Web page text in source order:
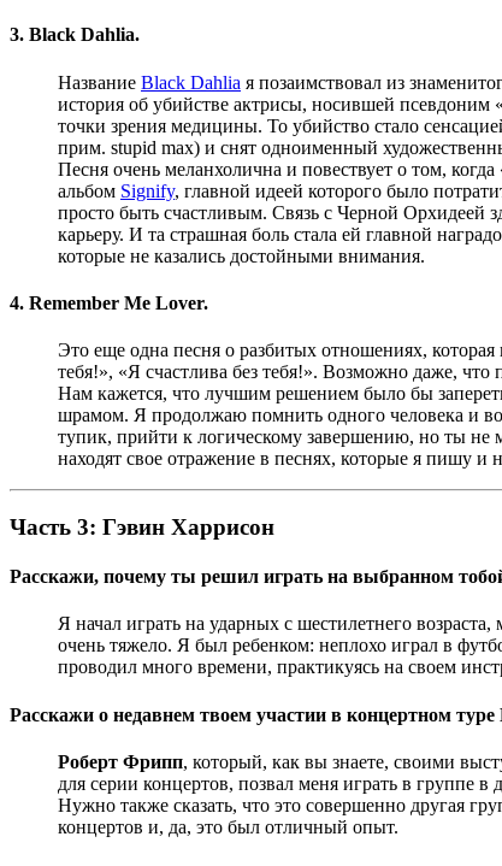
3. Black Dahlia.
Название Black Dahlia я позаимствовал из
история об убийстве актрисы, носившей
точки зрения медицины. То убийство стало
прим. stupid max) и снят одноименный
Песня очень меланхолична и повествует о том,
альбом Signify, главной идеей которого было
просто быть счастливым. Связь с Черной Орхидеей
карьеру. И та страшная боль стала ей главной
которые не казались достойными внимания.
4. Remember Me Lover.
Это еще одна песня о разбитых отношениях,
тебя!», «Я счастлива без тебя!». Возможно даже,
Нам кажется, что лучшим решением было бы
шрамом. Я продолжаю помнить одного человека и
тупик, прийти к логическому завершению, но ты не
находят свое отражение в песнях, которые я пишу и
Часть 3: Гэвин Харрисон
Расскажи, почему ты решил играть на выбранном
Я начал играть на ударных с шестилетнего
очень тяжело. Я был ребенком: неплохо играл в
проводил много времени, практикуясь на своем
Расскажи о недавнем твоем участии в концертном
Роберт Фрипп, который, как вы знаете, своими
для серии концертов, позвал меня играть в группе в
Нужно также сказать, что это совершенно другая
концертов и, да, это был отличный опыт.